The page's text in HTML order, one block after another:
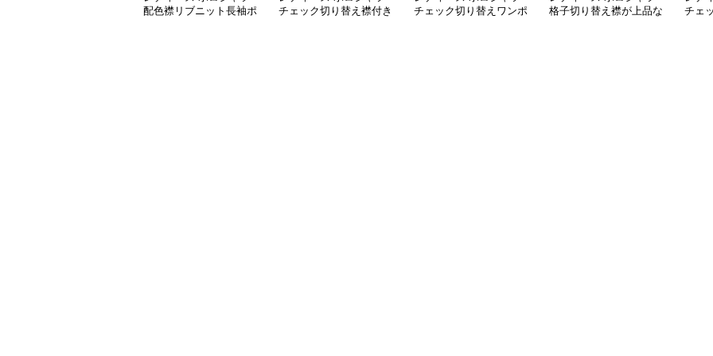
配色襟リブニット長袖ポ
チェック切り替え襟付き
チェック切り替えワンポ
格子切り替え襟が上品な
チェ